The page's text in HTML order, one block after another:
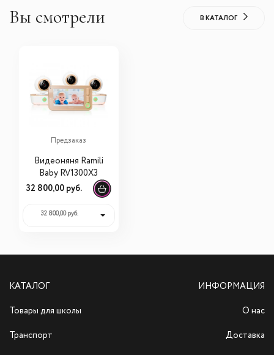
Вы смотрели В КАТАЛОГ
Предзаказ
Видеоняня Ramili
Baby RV1300X3
32 800,00 руб.
32 800,00 руб.
КАТАЛОГ
Товары для школы
Транспорт
ИНФОРМАЦИЯ
О нас
Доставка